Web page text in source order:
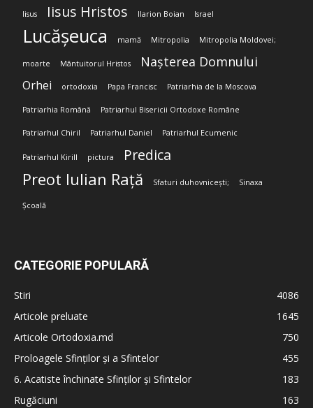
Iisus Iisus Hristos Ilarion Boian Israel
Lucășeuca mamă Mitropolia Mitropolia Moldovei;
moarte Mântuitorul Hristos Nașterea Domnului
Orhei ortodoxia Papa Francisc Patriarhia de la Moscova
Patriarhia Română Patriarhul Bisericii Ortodoxe Române
Patriarhul Chiril Patriarhul Daniel Patriarhul Ecumenic
Patriarhul Kirill pictura Predica
Preot Iulian Rață Sfaturi duhovnicești; Sinaxa
Școală
CATEGORIE POPULARĂ
Stiri
4086
Articole preluate
1645
Articole Ortodoxia.md
750
Proloagele Sfinților și a Sfintelor
455
6. Acatiste închinate Sfinților și Sfintelor
183
Rugăciuni
163